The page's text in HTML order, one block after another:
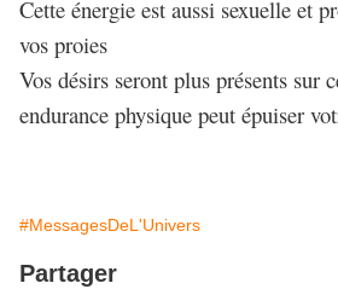
Cette énergie est aussi sexuelle et
vos proies
Vos désirs seront plus présents sur
endurance physique peut épuiser
#MessagesDeL'Univers
Partager